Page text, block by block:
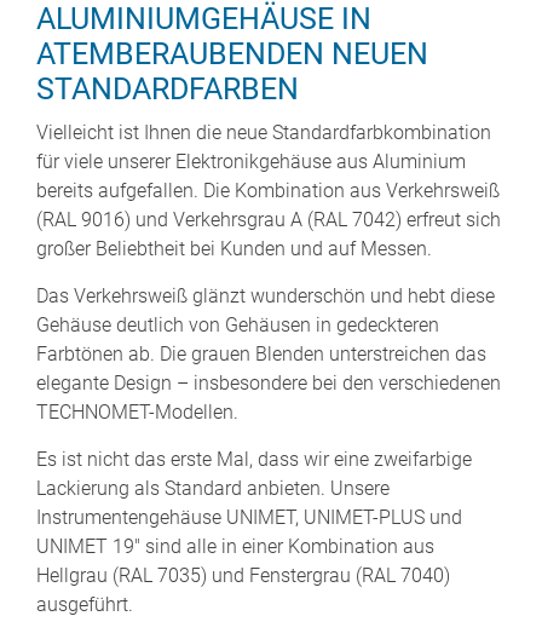
ALUMINIUMGEHÄUSE IN
ATEMBERAUBENDEN NEUEN
STANDARDFARBEN
Vielleicht ist Ihnen die neue Standardfarbkombination
für viele unserer Elektronikgehäuse aus Aluminium
bereits aufgefallen. Die Kombination aus Verkehrsweiß
(RAL 9016) und Verkehrsgrau A (RAL 7042) erfreut sich
großer Beliebtheit bei Kunden und auf Messen.
Das Verkehrsweiß glänzt wunderschön und hebt diese
Gehäuse deutlich von Gehäusen in gedeckteren
Farbtönen ab. Die grauen Blenden unterstreichen das
elegante Design – insbesondere bei den verschiedenen
TECHNOMET-Modellen.
Es ist nicht das erste Mal, dass wir eine zweifarbige
Lackierung als Standard anbieten. Unsere
Instrumentengehäuse UNIMET, UNIMET-PLUS und
UNIMET 19" sind alle in einer Kombination aus
Hellgrau (RAL 7035) und Fenstergrau (RAL 7040)
ausgeführt.